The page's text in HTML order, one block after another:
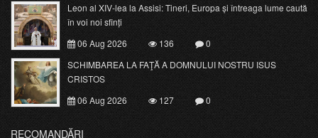
Leon al XIV-lea la Assisi: Tineri, Europa și întreaga lume caută
în voi noi sfinți
06 Aug 2026
136
0
SCHIMBAREA LA FAŢĂ A DOMNULUI NOSTRU ISUS
CRISTOS
06 Aug 2026
127 0
RECOMANDĂRI